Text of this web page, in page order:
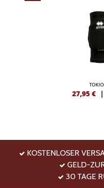
27,95 € |
KOSTENLOSER
GELD-
30 TAGE